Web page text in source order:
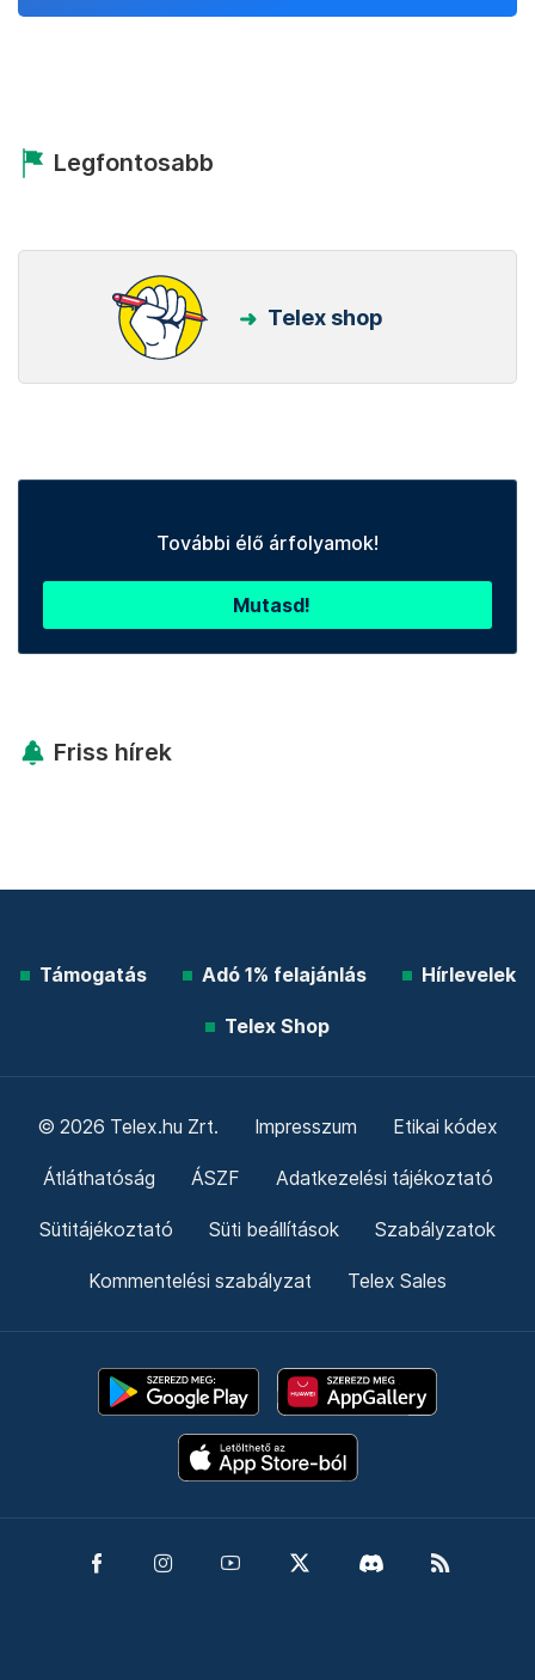
Legfontosabb
Telex shop
További élő árfolyamok!
Mutasd!
Friss hírek
Támogatás Adó 1% felajánlás Hírlevelek
Telex Shop
© 2026 Telex.hu Zrt. Impresszum Etikai kódex
Átláthatóság ÁSZF Adatkezelési tájékoztató
Sütitájékoztató Süti beállítások Szabályzatok
Kommentelési szabályzat Telex Sales